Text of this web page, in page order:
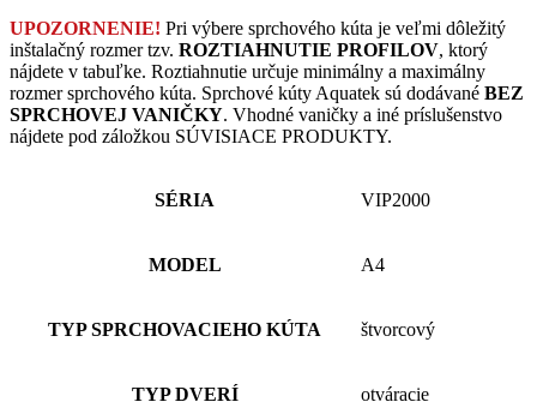
UPOZORNENIE! Pri výbere sprchového kúta je veľmi dôležitý
inštalačný rozmer tzv. ROZTIAHNUTIE PROFILOV, ktorý
nájdete v tabuľke. Roztiahnutie určuje minimálny a maximálny
rozmer sprchového kúta. Sprchové kúty Aquatek sú dodávané BEZ
SPRCHOVEJ VANIČKY. Vhodné vaničky a iné príslušenstvo
nájdete pod záložkou SÚVISIACE PRODUKTY.
SÉRIA VIP2000
MODEL A4
TYP SPRCHOVACIEHO KÚTA štvorcový
TYP DVERÍ otváracie